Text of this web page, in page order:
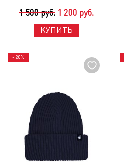
1 500 руб. 1 200 руб.
КУПИТЬ
- 20%